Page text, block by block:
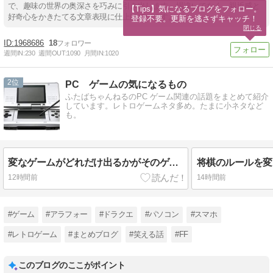
で、趣味の世界の奥深さを巧みに引き出します。場違いでなく、親近感と
好奇心をかきたてる文章表現に仕上げています。
1968686 18
週間IN:230 週間OUT:1090 月間IN:1020
2 PC ゲームの気になるもの
ふたばちゃんねるのPC ゲーム関連の話題をまとめて紹介
しています。レトロゲームネタ多め。たまに小ネタなど
も。
変なゲームがどれだけ出るかがそのゲーム機の価値だよな
12時間前
将棋のルールを
14時間前
#ゲーム #アラフォー #ドラクエ #パソコン #スマホ
#レトロゲーム #まとめブログ #笑える話 #FF
このブログのここがポイント
【Tips】気になるブログをフォロー。
登録不要。更新を逃さずキャッチ！
閉じる